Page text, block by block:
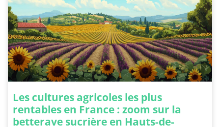
Les cultures agricoles les plus
rentables en France : zoom sur la
betterave sucrière en Hauts-de-